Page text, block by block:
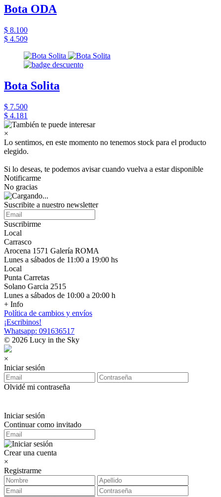
Bota ODA
$ 8.100
$ 4.509
Bota Solita
$ 7.500
$ 4.181
×
Lo sentimos, en este momento no tenemos stock para el producto
elegido.
Si lo deseas, te podemos avisar cuando vuelva a estar disponible
Notificarme
No gracias
Suscribite a nuestro newsletter
Suscribirme
Local
Carrasco
Arocena 1571 Galería ROMA
Lunes a sábados de 11:00 a 19:00 hs
Local
Punta Carretas
Solano Garcia 2515
Lunes a sábados de 10:00 a 20:00 h
+ Info
Política de cambios y envíos
¡Escribinos!
Whatsapp: 091636517
© 2026 Lucy in the Sky
×
Iniciar sesión
Olvidé mi contraseña
Iniciar sesión
Continuar como invitado
Crear una cuenta
×
Registrarme